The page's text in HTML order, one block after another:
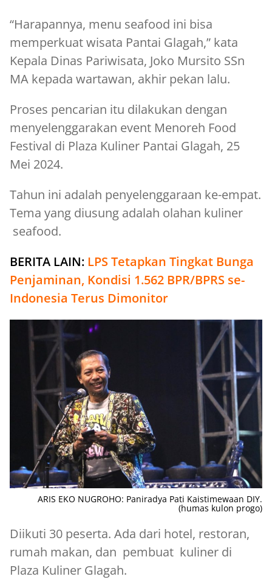
“Harapannya, menu seafood ini bisa
memperkuat wisata Pantai Glagah,” kata
Kepala Dinas Pariwisata, Joko Mursito SSn
MA kepada wartawan, akhir pekan lalu.
Proses pencarian itu dilakukan dengan
menyelenggarakan event Menoreh Food
Festival di Plaza Kuliner Pantai Glagah, 25
Mei 2024.
Tahun ini adalah penyelenggaraan ke-empat.
Tema yang diusung adalah olahan kuliner
seafood.
BERITA LAIN: LPS Tetapkan Tingkat Bunga
Penjaminan, Kondisi 1.562 BPR/BPRS se-
Indonesia Terus Dimonitor
ARIS EKO NUGROHO: Paniradya Pati Kaistimewaan DIY.
(humas kulon progo)
Diikuti 30 peserta. Ada dari hotel, restoran,
rumah makan, dan pembuat kuliner di
Plaza Kuliner Glagah.